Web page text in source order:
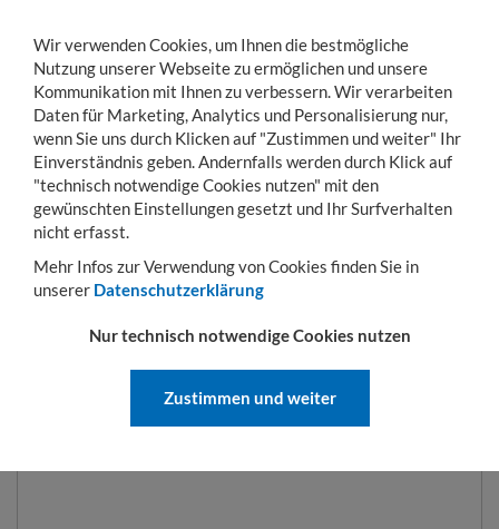
Toggle
navigation
MENÜ KONTO WARENKORB
Sie sind hier: Hubgeräte Sammelbehälter
KASTENWAGEN TYP SKW-ET
1000 L | 1420 X 1340 X 1290 MM
| RAL 3000
Wir verwenden Cookies, um Ihnen die bestmögliche
Nutzung unserer Webseite zu ermöglichen und unsere
Kommunikation mit Ihnen zu verbessern. Wir verarbeiten
Daten für Marketing, Analytics und Personalisierung nur,
wenn Sie uns durch Klicken auf "Zustimmen und weiter" Ihr
Einverständnis geben. Andernfalls werden durch Klick auf
"technisch notwendige Cookies nutzen" mit den
gewünschten Einstellungen gesetzt und Ihr Surfverhalten
nicht erfasst.
Mehr Infos zur Verwendung von Cookies finden Sie in
unserer Datenschutzerklärung
Nur technisch notwendige Cookies nutzen
Zustimmen und weiter